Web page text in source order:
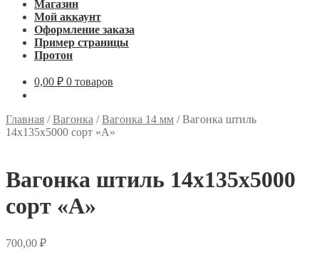
Магазин
Мой аккаунт
Оформление заказа
Пример страницы
Протон
0,00 ₽ 0 товаров
Главная /Вагонка /Вагонка 14 мм /Вагонка штиль
14х135х5000 сорт «А»
Вагонка штиль 14х135х5000
сорт «А»
700,00 ₽